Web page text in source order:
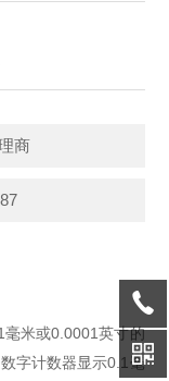
商
米或0.0001英寸的
字计数器显示0.1毫